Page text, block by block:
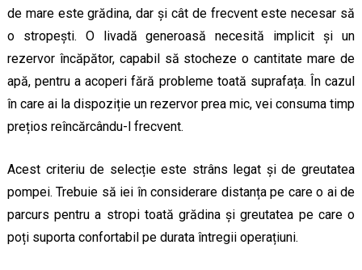
de mare este grădina, dar și cât de frecvent este necesar să
o stropești. O livadă generoasă necesită implicit și un
rezervor încăpător, capabil să stocheze o cantitate mare de
apă, pentru a acoperi fără probleme toată suprafața. În cazul
în care ai la dispoziție un rezervor prea mic, vei consuma timp
prețios reîncărcându-l frecvent.
Acest criteriu de selecție este strâns legat și de greutatea
pompei. Trebuie să iei în considerare distanța pe care o ai de
parcurs pentru a stropi toată grădina și greutatea pe care o
poți suporta confortabil pe durata întregii operațiuni.